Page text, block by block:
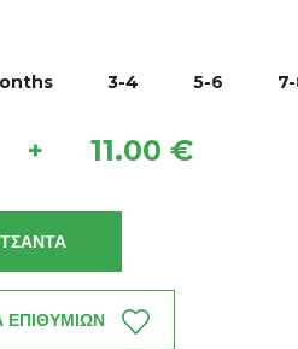
3-4 5-6
+ 11.00 €
ΕΠΙΘΥΜΙΩΝ